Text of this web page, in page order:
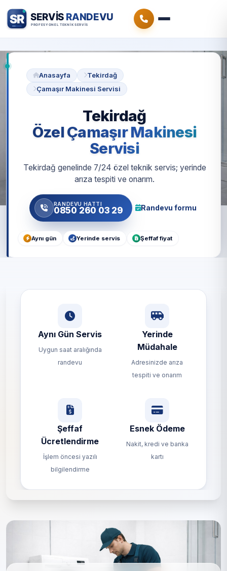
Anasayfa
Tekirdağ
Çamaşır Makinesi Servisi
Tekirdağ
Özel Çamaşır Makinesi
Servisi
Tekirdağ genelinde 7/24 özel teknik servis; yerinde
arıza tespiti ve onarım.
RANDEVU HATTI
0850 260 03 29 Randevu formu
Aynı gün Yerinde servis Şeffaf fiyat
Aynı Gün Servis
Uygun saat aralığında
randevu
Yerinde
Müdahale
Adresinizde arıza
tespiti ve onarım
Şeffaf
Ücretlendirme
İşlem öncesi yazılı
bilgilendirme
Esnek Ödeme
Nakit, kredi ve banka
kartı